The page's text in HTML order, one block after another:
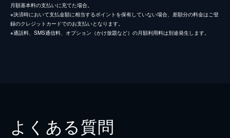
月額基本料の支払いに充てた場合。
※決済時において支払金額に相当するポイントを保有していない場合、差額分の料金はご登
録のクレジットカードでのお支払いとなります。
※通話料、SMS通信料、オプション（かけ放題など）の月額利用料は別途発生します。
よくある質問